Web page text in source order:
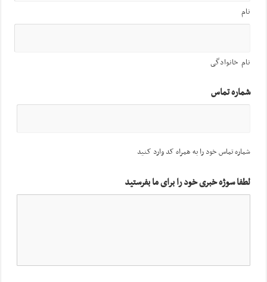
نام
نام خانوادگی
شماره تماس
شماره تماس خود را به همراه کد وارد کنید
لطفا سوژه خبری خود را برای ما بفرستید